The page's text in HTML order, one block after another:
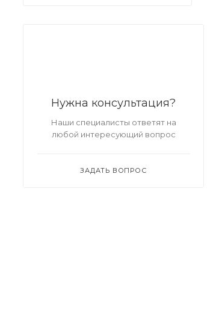
Нужна консультация?
Наши специалисты ответят на
любой интересующий вопрос
ЗАДАТЬ ВОПРОС